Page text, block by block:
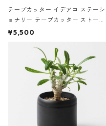
テープカッター イデアコ ステーシ
ョナリー テープカッター ストーン
サンドカラー 石調 ideaco Station
¥5,500